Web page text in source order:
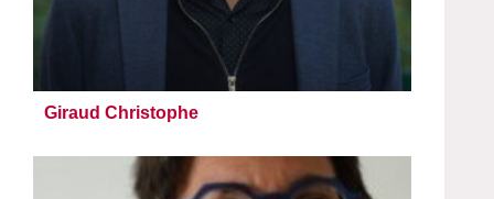
Giraud Christophe